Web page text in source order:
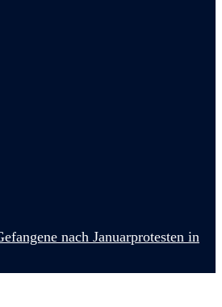
nach Januarprotesten in